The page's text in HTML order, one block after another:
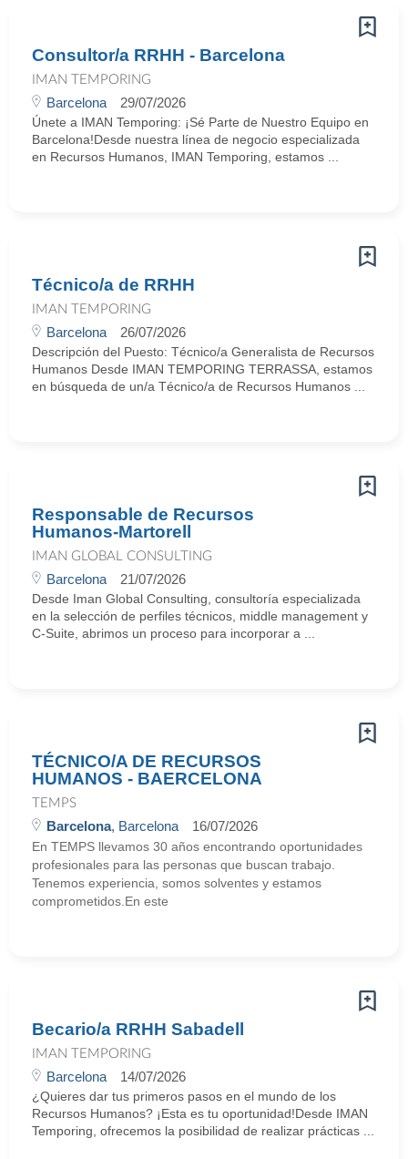
Consultor/a RRHH - Barcelona
IMAN TEMPORING
Barcelona 29/07/2026
Únete a IMAN Temporing: ¡Sé Parte de Nuestro Equipo en
Barcelona!Desde nuestra línea de negocio especializada
en Recursos Humanos, IMAN Temporing, estamos ...
Técnico/a de RRHH
IMAN TEMPORING
Barcelona 26/07/2026
Descripción del Puesto: Técnico/a Generalista de Recursos
Humanos Desde IMAN TEMPORING TERRASSA, estamos
en búsqueda de un/a Técnico/a de Recursos Humanos ...
Responsable de Recursos
Humanos-Martorell
IMAN GLOBAL CONSULTING
Barcelona 21/07/2026
Desde Iman Global Consulting, consultoría especializada
en la selección de perfiles técnicos, middle management y
C-Suite, abrimos un proceso para incorporar a ...
TÉCNICO/A DE RECURSOS
HUMANOS - BAERCELONA
TEMPS
Barcelona, Barcelona 16/07/2026
En TEMPS llevamos 30 años encontrando oportunidades
profesionales para las personas que buscan trabajo.
Tenemos experiencia, somos solventes y estamos
comprometidos.En este
Becario/a RRHH Sabadell
IMAN TEMPORING
Barcelona 14/07/2026
¿Quieres dar tus primeros pasos en el mundo de los
Recursos Humanos? ¡Esta es tu oportunidad!Desde IMAN
Temporing, ofrecemos la posibilidad de realizar prácticas ...